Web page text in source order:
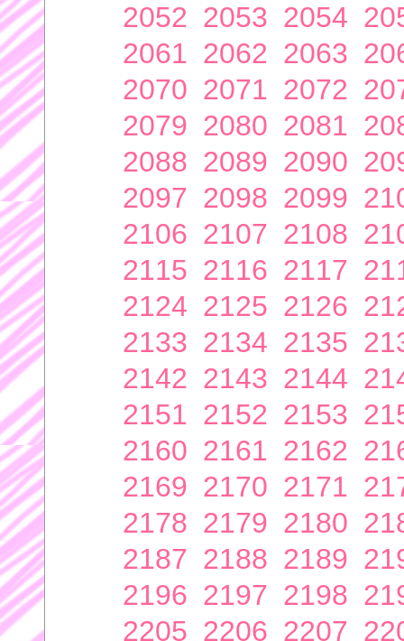
2052 2053 2054
2061 2062 2063
2070 2071 2072
2079 2080 2081
2088 2089 2090
2097 2098 2099
2106 2107 2108
2115 2116 2117
2124 2125 2126
2133 2134 2135
2142 2143 2144
2151 2152 2153
2160 2161 2162
2169 2170 2171
2178 2179 2180
2187 2188 2189
2196 2197 2198
2205 2206 2207